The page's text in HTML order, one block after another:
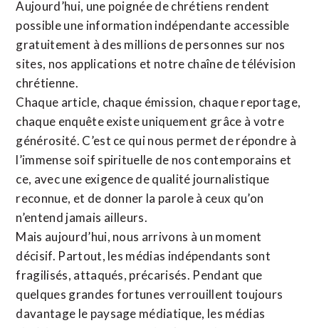
Aujourd’hui, une poignée de chrétiens rendent
possible une information indépendante accessible
gratuitement à des millions de personnes sur nos
sites, nos applications et notre chaîne de télévision
chrétienne.
Chaque article, chaque émission, chaque reportage,
chaque enquête existe uniquement grâce à votre
générosité. C’est ce qui nous permet de répondre à
l’immense soif spirituelle de nos contemporains et
ce, avec une exigence de qualité journalistique
reconnue, et de donner la parole à ceux qu’on
n’entend jamais ailleurs.
Mais aujourd’hui, nous arrivons à un moment
décisif. Partout, les médias indépendants sont
fragilisés, attaqués, précarisés. Pendant que
quelques grandes fortunes verrouillent toujours
davantage le paysage médiatique, les médias